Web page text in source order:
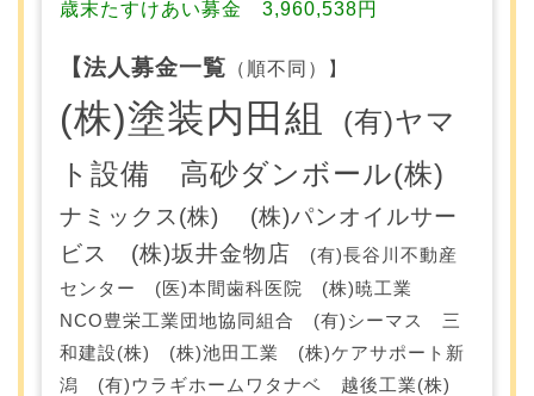
歳末たすけあい募金 3,960,538円
【法人募金一覧 （順不同）】
(株)塗装内田組
(有)ヤマ
ト設備 高砂ダンボール(株)
ナミックス(株) (株)パンオイルサー
ビス (株)坂井金物店 (有)長谷川不動産
センター (医)本間歯科医院 (株)暁工業
NCO豊栄工業団地協同組合 (有)シーマス 三
和建設(株) (株)池田工業 (株)ケアサポート新
潟 (有)ウラギホームワタナベ 越後工業(株)